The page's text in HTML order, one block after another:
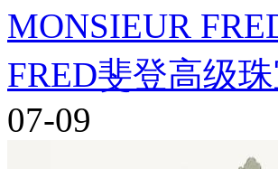
MONSIEUR
FRED斐登高级
07-09